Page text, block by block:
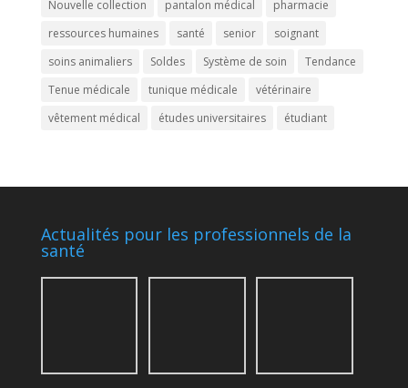
Nouvelle collection pantalon médical
pharmacie
ressources humaines
santé senior
soignant
soins animaliers
Soldes Système de soin
Tendance
Tenue médicale
tunique médicale
vétérinaire
vêtement médical
études universitaires étudiant
Actualités pour les professionnels de la
santé